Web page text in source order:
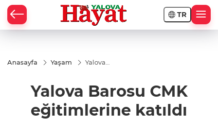
TR
Anasayfa Yaşam
Yalova
katıldı
Yalova Barosu CMK
eğitimlerine katıldı